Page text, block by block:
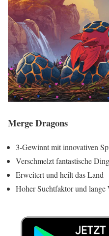
Merge Dragons
3-Gewinnt mit innovativen
Verschmelzt fantastische
Erweitert und heilt das Land
Hoher Suchtfaktor und lange